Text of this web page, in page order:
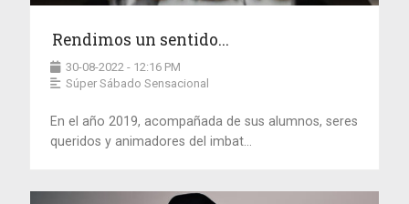
Rendimos un sentido...
30-08-2022 - 12:16 PM
Súper Sábado Sensacional
En el año 2019, acompañada de sus alumnos, seres
queridos y animadores del imbat...